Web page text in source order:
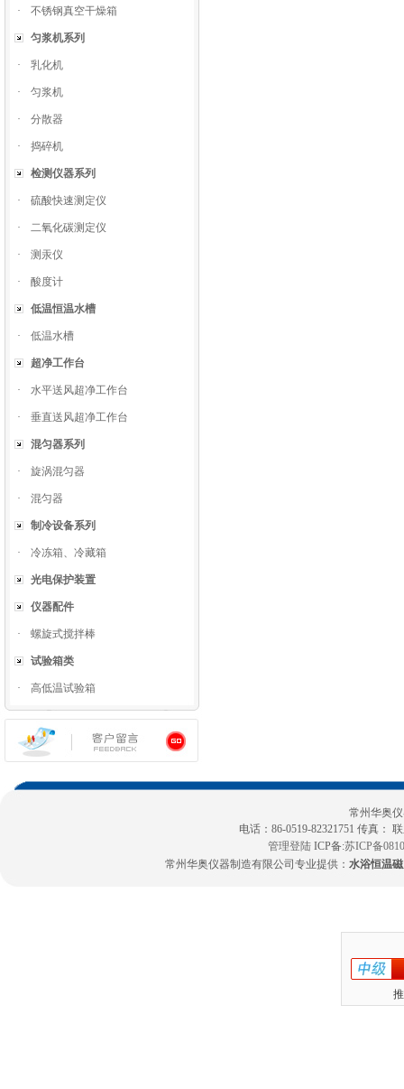
· 不锈钢真空干燥箱
匀浆机系列
· 乳化机
· 匀浆机
· 分散器
· 捣碎机
检测仪器系列
· 硫酸快速测定仪
· 二氧化碳测定仪
· 测汞仪
· 酸度计
低温恒温水槽
· 低温水槽
超净工作台
· 水平送风超净工作台
· 垂直送风超净工作台
混匀器系列
· 旋涡混匀器
· 混匀器
制冷设备系列
· 冷冻箱、冷藏箱
光电保护装置
仪器配件
· 螺旋式搅拌棒
试验箱类
· 高低温试验箱
常州华奥
电话：86-0519-82321751 传真：
管理登陆 ICP备:苏ICP备
常州华奥仪器制造有限公司专业提供： 水浴恒温